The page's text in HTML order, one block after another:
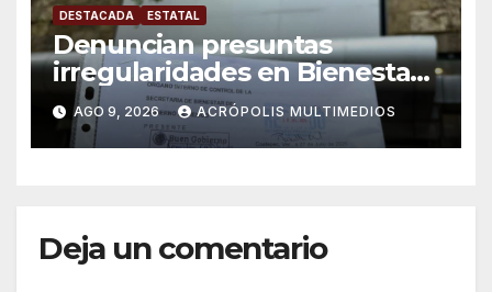
DESTACADA ESTATAL
Denuncian presuntas
irregularidades en Bienestar
de Coatepec
AGO 9, 2026 ACRÓPOLIS MULTIMEDIOS
Deja un comentario